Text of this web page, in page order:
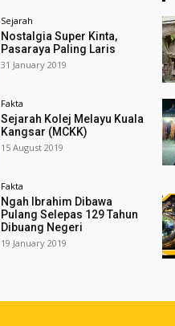
Sejarah
Nostalgia Super Kinta,
Pasaraya Paling Laris
31 January 2019
Fakta
Sejarah Kolej Melayu Kuala
Kangsar (MCKK)
15 August 2019
Fakta
Ngah Ibrahim Dibawa
Pulang Selepas 129 Tahun
Dibuang Negeri
19 January 2019